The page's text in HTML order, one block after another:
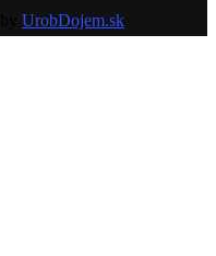
UrobDojem.sk